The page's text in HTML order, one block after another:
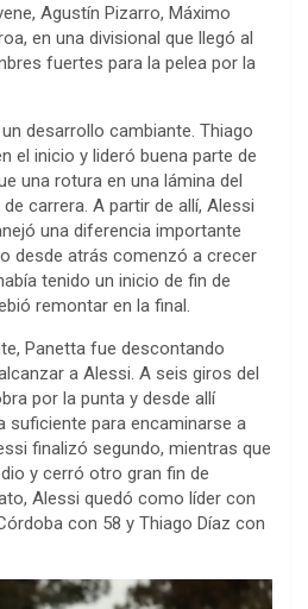
Agustín Pizarro, Máximo
en una divisional que llegó al
fuertes para la pelea por la
desarrollo cambiante. Thiago
el inicio y lideró buena parte de
una rotura en una lámina del
carrera. A partir de allí, Alessi
una diferencia importante
desde atrás comenzó a crecer
tenido un inicio de fin de
remontar en la final.
Panetta fue descontando
a Alessi. A seis giros del
por la punta y desde allí
suficiente para encaminarse a
finalizó segundo, mientras que
y cerró otro gran fin de
Alessi quedó como líder con
con 58 y Thiago Díaz con